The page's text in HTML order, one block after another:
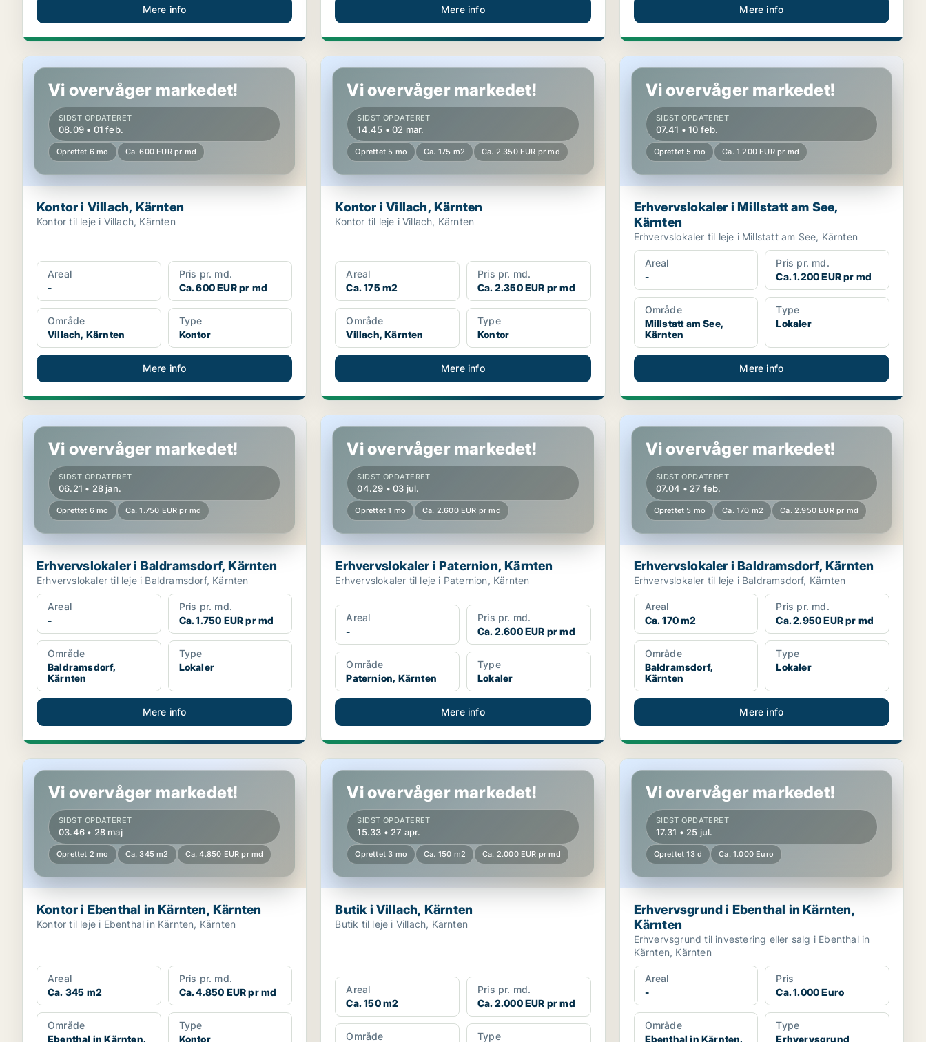
Mere info Mere info Mere info
Kontor i Villach, Kärnten
Vi overvåger markedet!
SIDST OPDATERET
08.09 • 01 feb.
Oprettet 6 mo Ca. 600 EUR pr md
Kontor i Villach, Kärnten
Kontor til leje i Villach, Kärnten
Areal
-
Pris pr. md.
Ca. 600 EUR pr md
Område
Villach, Kärnten
Type
Kontor
Mere info
Kontor i Villach, Kärnten
Vi overvåger markedet!
SIDST OPDATERET
14.45 • 02 mar.
Oprettet 5 mo Ca. 175 m2 Ca. 2.350 EUR pr md
Kontor i Villach, Kärnten
Kontor til leje i Villach, Kärnten
Areal
Ca. 175 m2
Pris pr. md.
Ca. 2.350 EUR pr md
Område
Villach, Kärnten
Type
Kontor
Mere info
Erhvervslokaler i Millstatt am See, Kärnten
Vi overvåger markedet!
SIDST OPDATERET
07.41 • 10 feb.
Oprettet 5 mo Ca. 1.200 EUR pr md
Erhvervslokaler i Millstatt am See,
Kärnten
Erhvervslokaler til leje i Millstatt am See, Kärnten
Areal
-
Pris pr. md.
Ca. 1.200 EUR pr md
Område
Millstatt am See,
Kärnten
Type
Lokaler
Mere info
Erhvervslokaler i Baldramsdorf, Kärnten
Vi overvåger markedet!
SIDST OPDATERET
06.21 • 28 jan.
Oprettet 6 mo Ca. 1.750 EUR pr md
Erhvervslokaler i Baldramsdorf, Kärnten
Erhvervslokaler til leje i Baldramsdorf, Kärnten
Areal
-
Pris pr. md.
Ca. 1.750 EUR pr md
Område
Baldramsdorf,
Kärnten
Type
Lokaler
Mere info
Erhvervslokaler i Paternion, Kärnten
Vi overvåger markedet!
SIDST OPDATERET
04.29 • 03 jul.
Oprettet 1 mo Ca. 2.600 EUR pr md
Erhvervslokaler i Paternion, Kärnten
Erhvervslokaler til leje i Paternion, Kärnten
Areal
-
Pris pr. md.
Ca. 2.600 EUR pr md
Område
Paternion, Kärnten
Type
Lokaler
Mere info
Erhvervslokaler i Baldramsdorf, Kärnten
Vi overvåger markedet!
SIDST OPDATERET
07.04 • 27 feb.
Oprettet 5 mo Ca. 170 m2 Ca. 2.950 EUR pr md
Erhvervslokaler i Baldramsdorf, Kärnten
Erhvervslokaler til leje i Baldramsdorf, Kärnten
Areal
Ca. 170 m2
Pris pr. md.
Ca. 2.950 EUR pr md
Område
Baldramsdorf,
Kärnten
Type
Lokaler
Mere info
Kontor i Ebenthal in Kärnten, Kärnten
Vi overvåger markedet!
SIDST OPDATERET
03.46 • 28 maj
Oprettet 2 mo Ca. 345 m2 Ca. 4.850 EUR pr md
Kontor i Ebenthal in Kärnten, Kärnten
Kontor til leje i Ebenthal in Kärnten, Kärnten
Areal
Ca. 345 m2
Pris pr. md.
Ca. 4.850 EUR pr md
Område
Ebenthal in Kärnten,
Type
Kontor
Butik i Villach, Kärnten
Vi overvåger markedet!
SIDST OPDATERET
15.33 • 27 apr.
Oprettet 3 mo Ca. 150 m2 Ca. 2.000 EUR pr md
Butik i Villach, Kärnten
Butik til leje i Villach, Kärnten
Areal
Ca. 150 m2
Pris pr. md.
Ca. 2.000 EUR pr md
Område Type
Erhvervsgrund i Ebenthal in Kärnten, Kärnten
Vi overvåger markedet!
SIDST OPDATERET
17.31 • 25 jul.
Oprettet 13 d Ca. 1.000 Euro
Erhvervsgrund i Ebenthal in Kärnten,
Kärnten
Erhvervsgrund til investering eller salg i Ebenthal in
Kärnten, Kärnten
Areal
-
Pris
Ca. 1.000 Euro
Område
Ebenthal in Kärnten,
Type
Erhvervsgrund